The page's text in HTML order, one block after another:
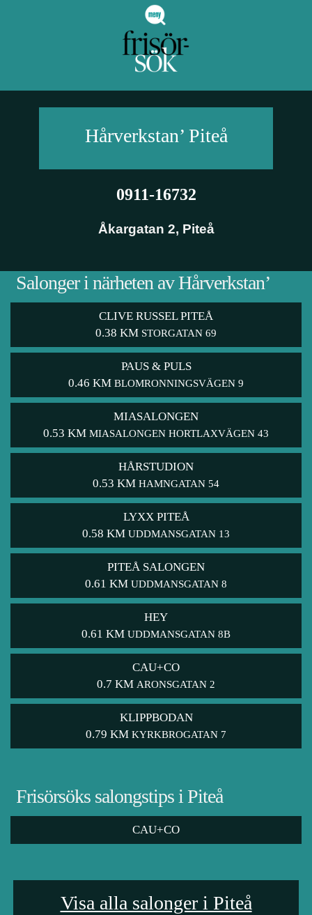
Hårverkstan’Piteå
0911-16732
Åkargatan 2, Piteå
Salonger i närheten av Hårverkstan’
CLIVE RUSSEL PITEÅ
0.38 KM STORGATAN 69
PAUS & PULS
0.46 KM BLOMRONNINGSVÄGEN 9
MIASALONGEN
0.53 KM MIASALONGEN HORTLAXVÄGEN 43
HÅRSTUDION
0.53 KM HAMNGATAN 54
LYXX PITEÅ
0.58 KM UDDMANSGATAN 13
PITEÅ SALONGEN
0.61 KM UDDMANSGATAN 8
HEY
0.61 KM UDDMANSGATAN 8B
CAU+CO
0.7 KM ARONSGATAN 2
KLIPPBODAN
0.79 KM KYRKBROGATAN 7
Frisörsöks salongstips i Piteå
CAU+CO
Visa alla salonger i Piteå